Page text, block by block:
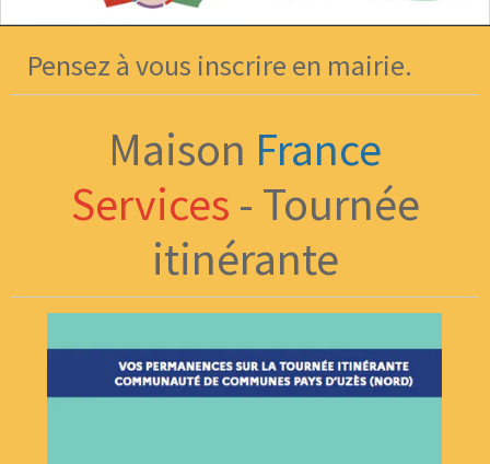
Pensez à vous inscrire en mairie.
Maison France
Services - Tournée
itinérante